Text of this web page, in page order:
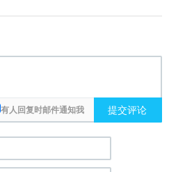
有人回复时邮件通知我 提交评论